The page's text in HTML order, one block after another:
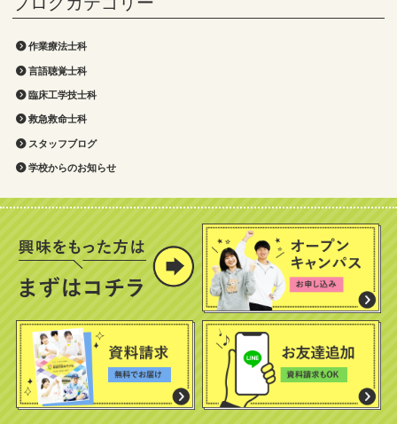
作業療法士科
言語聴覚士科
臨床工学技士科
救急救命士科
スタッフブログ
学校からのお知らせ